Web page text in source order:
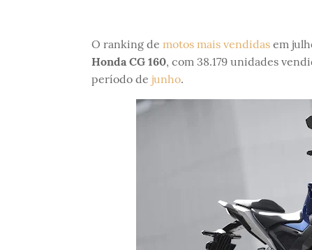
O ranking de motos mais vendidasem
Honda CG 160, com 38.179 unidades
período de junho.